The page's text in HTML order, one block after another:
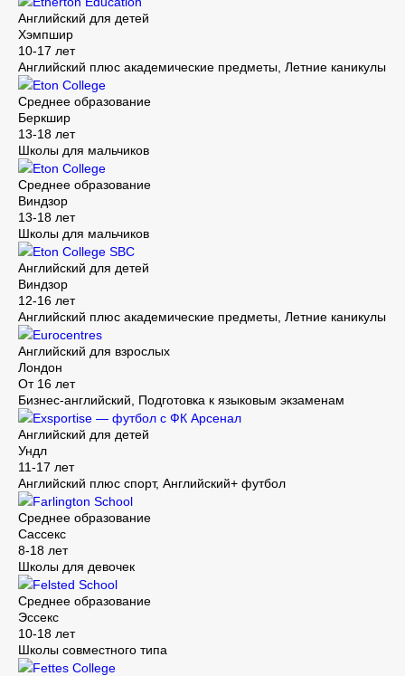
Английский для детей
Хэмпшир
10-17 лет
Английский плюс академические предметы, Летние каникулы
Eton College
Среднее образование
Беркшир
13-18 лет
Школы для мальчиков
Eton College
Среднее образование
Виндзор
13-18 лет
Школы для мальчиков
Eton College SBC
Английский для детей
Виндзор
12-16 лет
Английский плюс академические предметы, Летние каникулы
Eurocentres
Английский для взрослых
Лондон
От 16 лет
Бизнес-английский, Подготовка к языковым экзаменам
Exsportise — футбол с ФК Арсенал
Английский для детей
Ундл
11-17 лет
Английский плюс спорт, Английский+ футбол
Farlington School
Среднее образование
Сассекс
8-18 лет
Школы для девочек
Felsted School
Среднее образование
Эссекс
10-18 лет
Школы совместного типа
Fettes College